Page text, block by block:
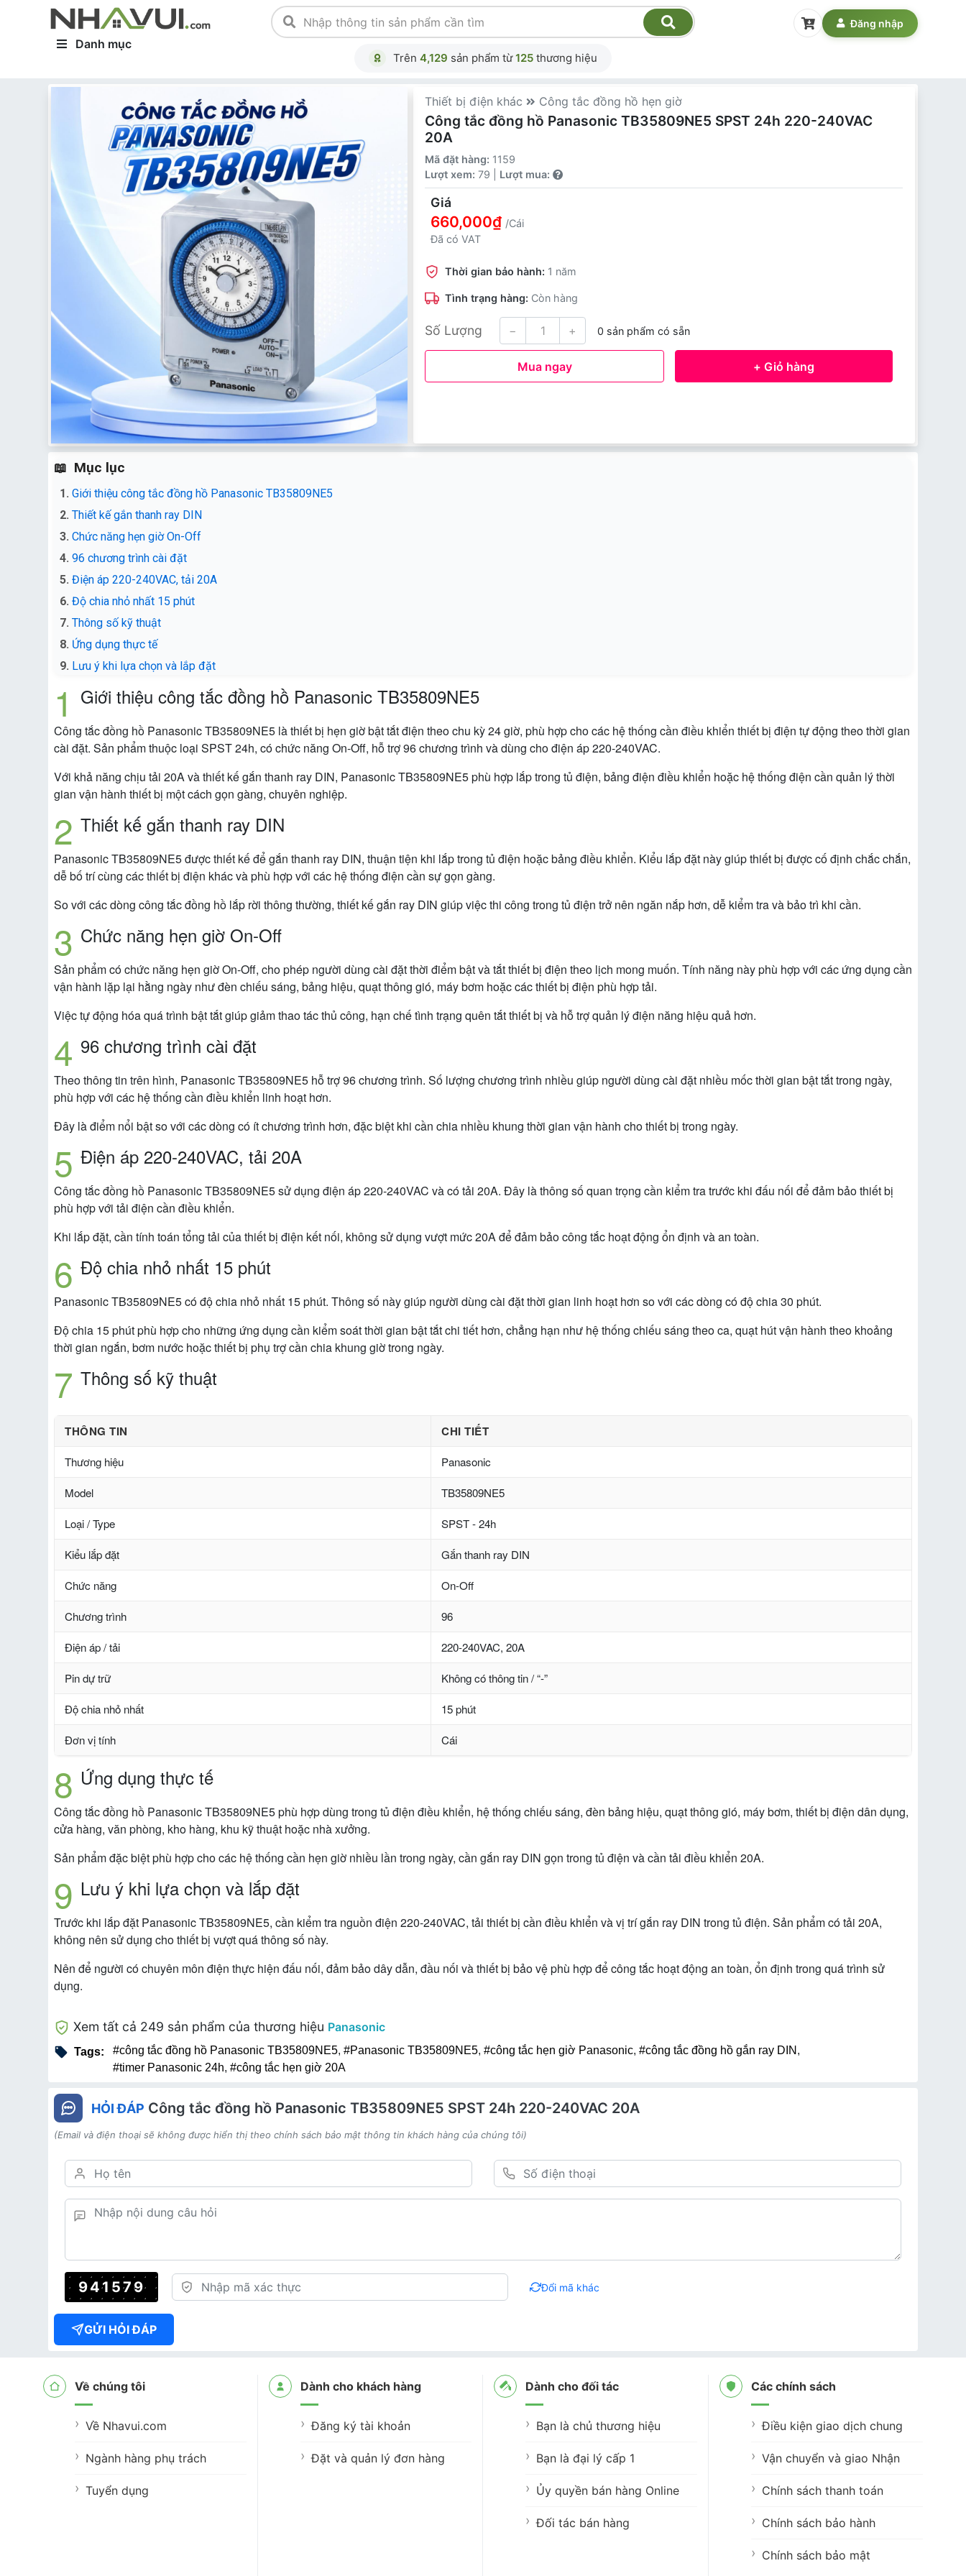
Danh mục
Trên 4,129 sản phẩm từ125 thương hiệu
Đăng nhập
Thiết bị điện khác Công tắc đồng hồ hẹn giờ
Công tắc đồng hồ Panasonic TB35809NE5 SPST 24h 220-240VAC
20A
Mã đặt hàng: 1159
Lượt xem: 79 | Lượt mua:
Giá
660,000₫ /Cái
Đã có VAT
Thời gian bảo hành: 1 năm
Tình trạng hàng: Còn hàng
Số Lượng − + 0 sản phẩm có sẵn
Mua ngay + Giỏ hàng
Mục lục
Giới thiệu công tắc đồng hồ Panasonic TB35809NE5
Thiết kế gắn thanh ray DIN
Chức năng hẹn giờ On-Off
96 chương trình cài đặt
Điện áp 220-240VAC, tải 20A
Độ chia nhỏ nhất 15 phút
Thông số kỹ thuật
Ứng dụng thực tế
Lưu ý khi lựa chọn và lắp đặt
Giới thiệu công tắc đồng hồ Panasonic TB35809NE5
Công tắc đồng hồ Panasonic TB35809NE5 là thiết bị hẹn giờ bật tắt điện theo chu kỳ 24 giờ, phù hợp cho các hệ thống cần điều khiển thiết bị điện tự động theo thời gian
cài đặt. Sản phẩm thuộc loại SPST 24h, có chức năng On-Off, hỗ trợ 96 chương trình và dùng cho điện áp 220-240VAC.
Với khả năng chịu tải 20A và thiết kế gắn thanh ray DIN, Panasonic TB35809NE5 phù hợp lắp trong tủ điện, bảng điện điều khiển hoặc hệ thống điện cần quản lý thời
gian vận hành thiết bị một cách gọn gàng, chuyên nghiệp.
Thiết kế gắn thanh ray DIN
Panasonic TB35809NE5 được thiết kế để gắn thanh ray DIN, thuận tiện khi lắp trong tủ điện hoặc bảng điều khiển. Kiểu lắp đặt này giúp thiết bị được cố định chắc chắn,
dễ bố trí cùng các thiết bị điện khác và phù hợp với các hệ thống điện cần sự gọn gàng.
So với các dòng công tắc đồng hồ lắp rời thông thường, thiết kế gắn ray DIN giúp việc thi công trong tủ điện trở nên ngăn nắp hơn, dễ kiểm tra và bảo trì khi cần.
Chức năng hẹn giờ On-Off
Sản phẩm có chức năng hẹn giờ On-Off, cho phép người dùng cài đặt thời điểm bật và tắt thiết bị điện theo lịch mong muốn. Tính năng này phù hợp với các ứng dụng cần
vận hành lặp lại hằng ngày như đèn chiếu sáng, bảng hiệu, quạt thông gió, máy bơm hoặc các thiết bị điện phù hợp tải.
Việc tự động hóa quá trình bật tắt giúp giảm thao tác thủ công, hạn chế tình trạng quên tắt thiết bị và hỗ trợ quản lý điện năng hiệu quả hơn.
96 chương trình cài đặt
Theo thông tin trên hình, Panasonic TB35809NE5 hỗ trợ 96 chương trình. Số lượng chương trình nhiều giúp người dùng cài đặt nhiều mốc thời gian bật tắt trong ngày,
phù hợp với các hệ thống cần điều khiển linh hoạt hơn.
Đây là điểm nổi bật so với các dòng có ít chương trình hơn, đặc biệt khi cần chia nhiều khung thời gian vận hành cho thiết bị trong ngày.
Điện áp 220-240VAC, tải 20A
Công tắc đồng hồ Panasonic TB35809NE5 sử dụng điện áp 220-240VAC và có tải 20A. Đây là thông số quan trọng cần kiểm tra trước khi đấu nối để đảm bảo thiết bị
phù hợp với tải điện cần điều khiển.
Khi lắp đặt, cần tính toán tổng tải của thiết bị điện kết nối, không sử dụng vượt mức 20A để đảm bảo công tắc hoạt động ổn định và an toàn.
Độ chia nhỏ nhất 15 phút
Panasonic TB35809NE5 có độ chia nhỏ nhất 15 phút. Thông số này giúp người dùng cài đặt thời gian linh hoạt hơn so với các dòng có độ chia 30 phút.
Độ chia 15 phút phù hợp cho những ứng dụng cần kiểm soát thời gian bật tắt chi tiết hơn, chẳng hạn như hệ thống chiếu sáng theo ca, quạt hút vận hành theo khoảng
thời gian ngắn, bơm nước hoặc thiết bị phụ trợ cần chia khung giờ trong ngày.
Thông số kỹ thuật
THÔNG TIN CHI TIẾT
Thương hiệu Panasonic
Model TB35809NE5
Loại / Type SPST - 24h
Kiểu lắp đặt Gắn thanh ray DIN
Chức năng On-Off
Chương trình 96
Điện áp / tải 220-240VAC, 20A
Pin dự trữ Không có thông tin / “-”
Độ chia nhỏ nhất 15 phút
Đơn vị tính Cái
Ứng dụng thực tế
Công tắc đồng hồ Panasonic TB35809NE5 phù hợp dùng trong tủ điện điều khiển, hệ thống chiếu sáng, đèn bảng hiệu, quạt thông gió, máy bơm, thiết bị điện dân dụng,
cửa hàng, văn phòng, kho hàng, khu kỹ thuật hoặc nhà xưởng.
Sản phẩm đặc biệt phù hợp cho các hệ thống cần hẹn giờ nhiều lần trong ngày, cần gắn ray DIN gọn trong tủ điện và cần tải điều khiển 20A.
Lưu ý khi lựa chọn và lắp đặt
Trước khi lắp đặt Panasonic TB35809NE5, cần kiểm tra nguồn điện 220-240VAC, tải thiết bị cần điều khiển và vị trí gắn ray DIN trong tủ điện. Sản phẩm có tải 20A,
không nên sử dụng cho thiết bị vượt quá thông số này.
Nên để người có chuyên môn điện thực hiện đấu nối, đảm bảo dây dẫn, đầu nối và thiết bị bảo vệ phù hợp để công tắc hoạt động an toàn, ổn định trong quá trình sử
dụng.
Xem tất cả 249 sản phẩm của thương hiệu Panasonic
Tags: #công tắc đồng hồ Panasonic TB35809NE5, #Panasonic TB35809NE5, #công tắc hẹn giờ Panasonic, #công tắc đồng hồ gắn ray DIN ,
#timer Panasonic 24h, #công tắc hẹn giờ 20A
HỎI ĐÁP Công tắc đồng hồ Panasonic TB35809NE5 SPST 24h 220-240VAC 20A
(Email và điện thoại sẽ không được hiển thị theo chính sách bảo mật thông tin khách hàng của chúng tôi)
941579 Đổi mã khác
GỬI HỎI ĐÁP
Về chúng tôi
Về Nhavui.com
Ngành hàng phụ trách
Tuyển dụng
Dành cho khách hàng
Đăng ký tài khoản
Đặt và quản lý đơn hàng
Dành cho đối tác
Bạn là chủ thương hiệu
Bạn là đại lý cấp 1
Ủy quyền bán hàng Online
Đối tác bán hàng
Các chính sách
Điều kiện giao dịch chung
Vận chuyển và giao Nhận
Chính sách thanh toán
Chính sách bảo hành
Chính sách bảo mật